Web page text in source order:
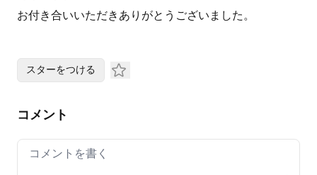
お付き合いいただきありがとうございました。
スターをつける
コメント
Your comment